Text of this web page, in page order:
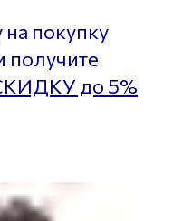
на покупку
получите
до 5%